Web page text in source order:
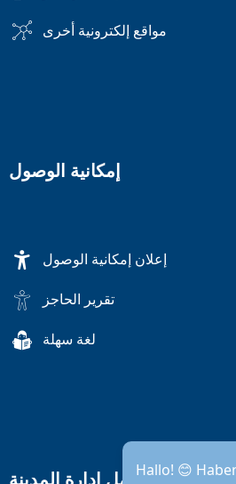
مواقع إلكترونية أخرى
إمكانية الوصول
إعلان إمكانية الوصول
تقرير الحاجز
لغة سهلة
Hallo! 😊
ساعات عمل إدارة المدينة